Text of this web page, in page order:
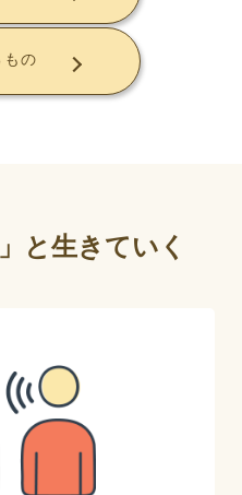
の
と生きていく